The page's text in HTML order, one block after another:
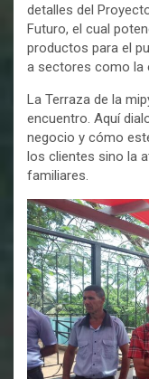
detalles del
Futuro, el cual
productos para el
a sectores como la
La Terraza de la
encuentro. Aquí
negocio y cómo
los clientes sino la
familiares.